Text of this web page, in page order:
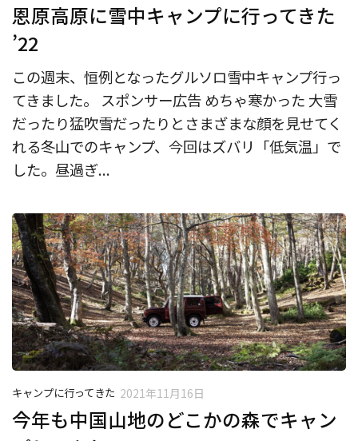
恩原高原に雪中キャンプに行ってきた
’22
この週末、恒例となったグルソロ雪中キャンプ行っ
てきました。 スポンサー広告 めちゃ寒かった 大雪
だったり猛吹雪だったりとさまざまな顔を見せてく
れる冬山でのキャンプ、今回はズバリ「低気温」で
した。昼過ぎ...
キャンプに行ってきた 2021年11月16日
今年も中国山地のどこかの森でキャン